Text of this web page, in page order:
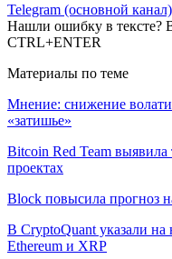
Telegram (основной канал)
Нашли ошибку в тексте?
CTRL+ENTER
Материалы по теме
Мнение: снижение
«затишье»
Bitcoin Red Team
проектах
Block повысила прогноз
В CryptoQuant указали на
Ethereum и XRP